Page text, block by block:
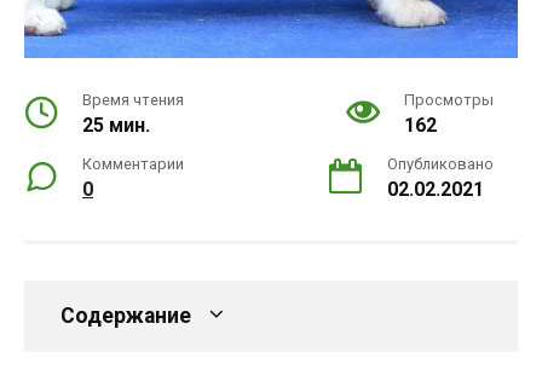
Время чтения
25 мин.
Просмотры
162
Комментарии
0
Опубликовано
02.02.2021
Содержание